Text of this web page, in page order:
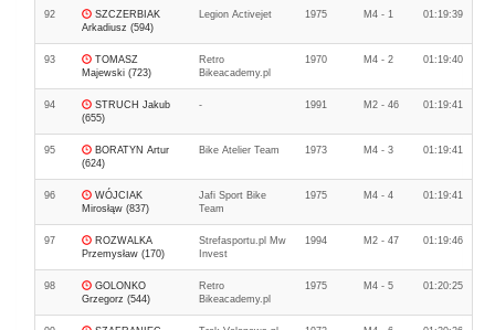
92
SZCZERBIAK
Arkadiusz (594)
Legion Activejet 1975 M4 - 1 01:19:39
93
TOMASZ
Majewski (723)
Retro
Bikeacademy.pl
1970 M4 - 2 01:19:40
94
STRUCH Jakub
(655)
- 1991 M2 - 46 01:19:41
95
BORATYN Artur
(624)
Bike Atelier Team 1973 M4 - 3 01:19:41
96
WÓJCIAK
Mirosłąw (837)
Jafi Sport Bike
Team
1975 M4 - 4 01:19:41
97
ROZWALKA
Przemysław (170)
Strefasportu.pl Mw
Invest
1994 M2 - 47 01:19:46
98
GOLONKO
Grzegorz (544)
Retro
Bikeacademy.pl
1975 M4 - 5 01:20:25